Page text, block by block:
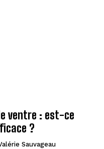
ventre : est-ce
?
Sauvageau